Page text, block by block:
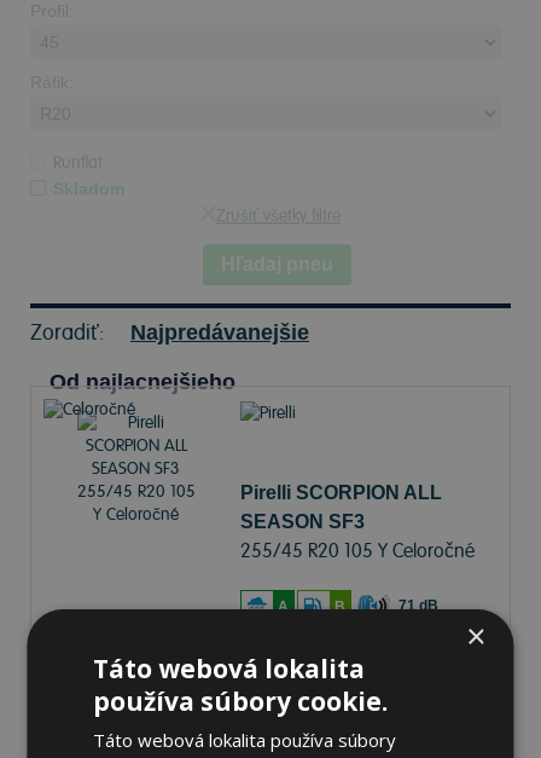
Profil:
Ráfik:
Runflat
Skladom
Zrušiť všetky filtre
Hľadaj pneu
Zoradiť: Najpredávanejšie
Od najlacnejšieho
Pirelli SCORPION ALL
SEASON SF3
255/45 R20 105 Y Celoročné
A B 71 dB
Nie je skladom Sledovať naskladnenie
224,50 €
×
Táto webová lokalita
používa súbory cookie.
Táto webová lokalita používa súbory